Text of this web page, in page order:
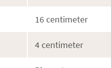
16 centimeter
4 centimeter